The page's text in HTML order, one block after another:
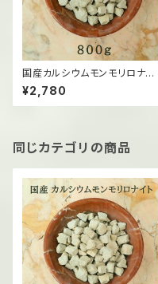
国産カルシウムモンモリロナイト
（固形）/800g
¥2,780
同じカテゴリの商品